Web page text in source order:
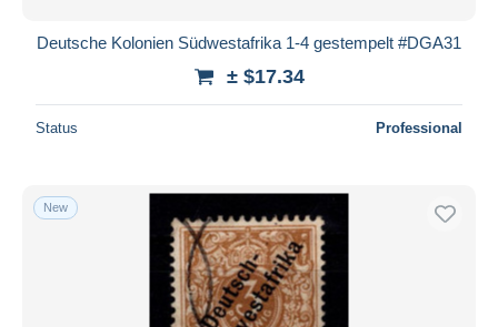
Deutsche Kolonien Südwestafrika 1-4 gestempelt #DGA31
± $17.34
Status Professional
New